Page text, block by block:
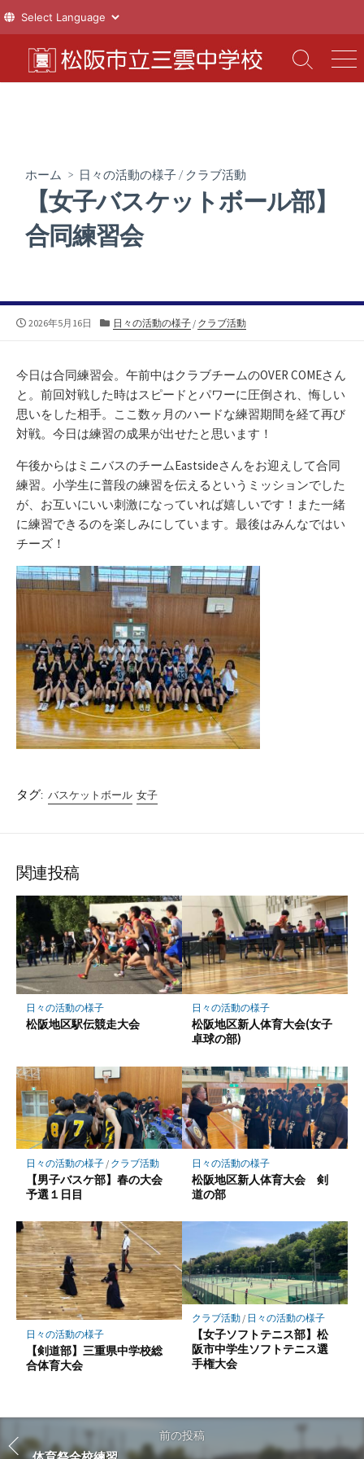
テ
検
索
メ
ニ
ホーム > 日々の活動の様子 / クラブ活動
【女子バスケットボール部】
合同練習会
公
2026年5月16日
カ
ー
日々の活動の様子/ クラブ活動
今日は合同練習会。午前中はクラブチームのOVER COMEさん
と。前回対戦した時はスピードとパワーに圧倒され、悔しい
思いをした相手。ここ数ヶ月のハードな練習期間を経て再び
対戦。今日は練習の成果が出せたと思います！
午後からはミニバスのチームEastsideさんをお迎えして合同
練習。小学生に普段の練習を伝えるというミッションでした
が、お互いにいい刺激になっていれば嬉しいです！また一緒
に練習できるのを楽しみにしています。最後はみんなではい
チーズ！
タグ: バスケットボール 女子
関連投稿
日々の活動の様子
松阪地区駅伝競走大会
日々の活動の様子
松阪地区新人体育大会(女子
卓球の部)
日々の活動の様子/ クラブ活動
【男子バスケ部】春の大会
予選１日目
日々の活動の様子
松阪地区新人体育大会 剣
道の部
日々の活動の様子
【剣道部】三重県中学校総
合体育大会
クラブ活動/ 日々の活動の様子
【女子ソフトテニス部】松
阪市中学生ソフトテニス選
手権大会
前の投稿